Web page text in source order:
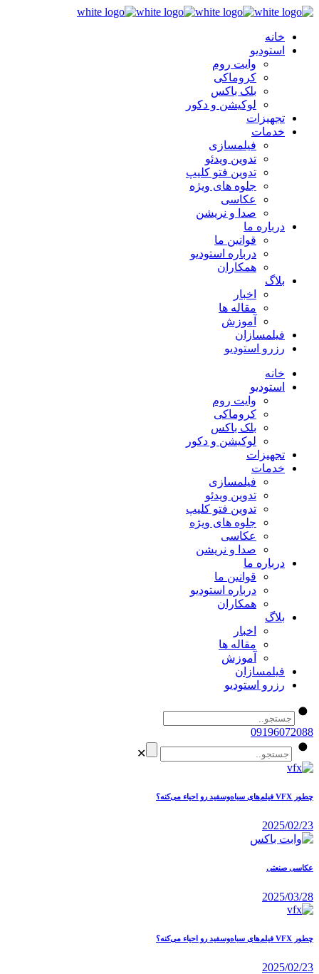
خانه
استودیو
وایت روم
کروماکی
بلک باکس
لوکیشن و دکور
تجهیزات
خدمات
فیلمسازی
تدوین ویدئو
تدوین فتو کلیپ
جلوه های ویژه
عکاسی
صدا و نریشن
درباره ما
قوانین ما
درباره استودیو
همکاران
بلاگ
اخبار
مقاله ها
آموزش
فیلمسازان
رزرو استودیو
خانه
استودیو
وایت روم
کروماکی
بلک باکس
لوکیشن و دکور
تجهیزات
خدمات
فیلمسازی
تدوین ویدئو
تدوین فتو کلیپ
جلوه های ویژه
عکاسی
صدا و نریشن
درباره ما
قوانین ما
درباره استودیو
همکاران
بلاگ
اخبار
مقاله ها
آموزش
فیلمسازان
رزرو استودیو
09196072088
✕
چطور VFX فیلم‌های سیاه‌وسفید رو احیاء می‌کنه؟
2025/02/23
عکاسی صنعتی
2025/03/28
چطور VFX فیلم‌های سیاه‌وسفید رو احیاء می‌کنه؟
2025/02/23